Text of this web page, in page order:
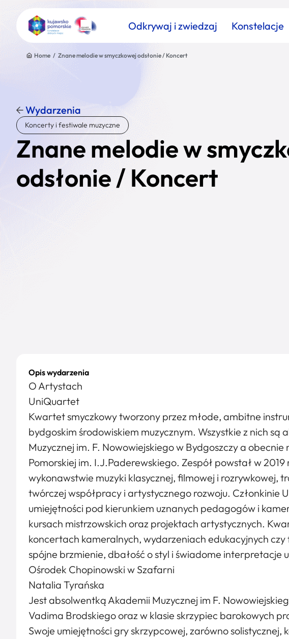
Odkrywaj i zwiedzaj Konstelacje
Znajdź atrakcję
Nazwa atrakcji
Home / Znane melodie w smyczkowej odsłonie / Koncert
Wydarzenia
Koncerty i festiwale muzyczne
Znane melodie w
odsłonie / Koncert
Opis wydarzenia
O Artystach
UniQuartet
Kwartet smyczkowy tworzony przez młode, ambitne
bydgoskim środowiskiem muzycznym. Wszystkie z nich są
Muzycznej im. F. Nowowiejskiego w Bydgoszczy a
Pomorskiej im. I.J.Paderewskiego. Zespół powstał w 2019
wykonawstwie muzyki klasycznej, filmowej i rozrywkowej,
twórczej współpracy i artystycznego rozwoju. Członkinie
umiejętności pod kierunkiem uznanych pedagogów i
kursach mistrzowskich oraz projektach artystycznych.
koncertach kameralnych, wydarzeniach edukacyjnych
spójne brzmienie, dbałość o styl i świadome interpretacje
Ośrodek Chopinowski w Szafarni
Natalia Tyrańska
Jest absolwentką Akademii Muzycznej im F.
Vadima Brodskiego oraz w klasie skrzypiec barokowych
Swoje umiejętności gry skrzypcowej, zarówno solistycznej,